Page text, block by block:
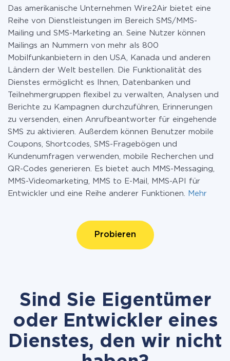
Das amerikanische Unternehmen Wire2Air bietet eine
Reihe von Dienstleistungen im Bereich SMS/MMS-
Mailing und SMS-Marketing an. Seine Nutzer können
Mailings an Nummern von mehr als 800
Mobilfunkanbietern in den USA, Kanada und anderen
Ländern der Welt bestellen. Die Funktionalität des
Dienstes ermöglicht es Ihnen, Datenbanken und
Teilnehmergruppen flexibel zu verwalten, Analysen und
Berichte zu Kampagnen durchzuführen, Erinnerungen
zu versenden, einen Anrufbeantworter für eingehende
SMS zu aktivieren. Außerdem können Benutzer mobile
Coupons, Shortcodes, SMS-Fragebögen und
Kundenumfragen verwenden, mobile Recherchen und
QR-Codes generieren. Es bietet auch MMS-Messaging,
MMS-Videomarketing, MMS to E-Mail, MMS-API für
Entwickler und eine Reihe anderer Funktionen.
Mehr
Probieren
Sind Sie Eigentümer
oder Entwickler eines
Dienstes, den wir nicht